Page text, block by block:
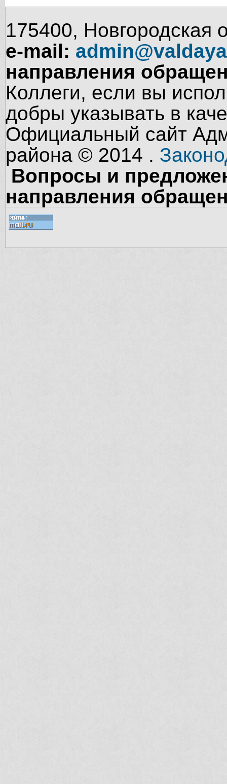
175400, Новгородская
e-mail:
направления
Коллеги, если вы
добры указывать в
Официальный сайт
района © 2014 .
Вопросы и
направления